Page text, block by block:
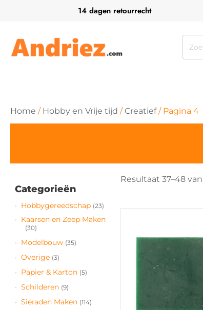
14 dagen retourrecht
Zoeken
Home / Hobby en Vrije tijd / Creatief/ Pagina 4
Categorieën
Hobbygereedschap (23)
Kaarsen en Zeep Maken
(30)
Modelbouw (35)
Overige (3)
Papier & Karton (5)
Schilderen (9)
Sieraden Maken (114)
Resultaat 37–48